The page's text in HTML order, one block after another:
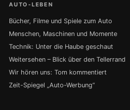
AUTO-LEBEN
Bücher, Filme und Spiele zum Auto
Menschen, Maschinen und Momente
Technik: Unter die Haube geschaut
Weitersehen – Blick über den Tellerrand
Wir hören uns: Tom kommentiert
Zeit-Spiegel „Auto-Werbung“